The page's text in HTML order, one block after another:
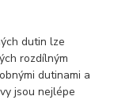
dutin lze
rozdílným
dutinami a
jsou nejlépe